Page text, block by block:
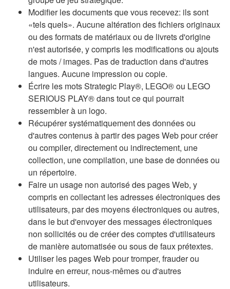
Modifier les documents que vous recevez: ils sont
«tels quels». Aucune altération des fichiers originaux
ou des formats de matériaux ou de livrets d'origine
n'est autorisée, y compris les modifications ou ajouts
de mots / images. Pas de traduction dans d'autres
langues. Aucune impression ou copie.
Écrire les mots Strategic Play®, LEGO® ou LEGO
SERIOUS PLAY® dans tout ce qui pourrait
ressembler à un logo.
Récupérer systématiquement des données ou
d'autres contenus à partir des pages Web pour créer
ou compiler, directement ou indirectement, une
collection, une compilation, une base de données ou
un répertoire.
Faire un usage non autorisé des pages Web, y
compris en collectant les adresses électroniques des
utilisateurs, par des moyens électroniques ou autres,
dans le but d'envoyer des messages électroniques
non sollicités ou de créer des comptes d'utilisateurs
de manière automatisée ou sous de faux prétextes.
Utiliser les pages Web pour tromper, frauder ou
induire en erreur, nous-mêmes ou d'autres
utilisateurs.